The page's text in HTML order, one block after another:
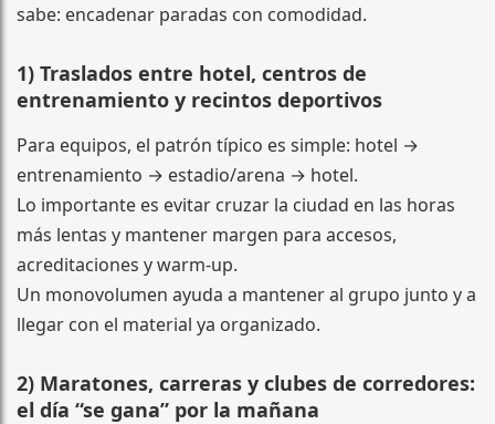
sabe: encadenar paradas con comodidad.
1) Traslados entre hotel, centros de
entrenamiento y recintos deportivos
Para equipos, el patrón típico es simple: hotel →
entrenamiento → estadio/arena → hotel.
Lo importante es evitar cruzar la ciudad en las horas
más lentas y mantener margen para accesos,
acreditaciones y warm-up.
Un monovolumen ayuda a mantener al grupo junto y a
llegar con el material ya organizado.
2) Maratones, carreras y clubes de corredores:
el día “se gana” por la mañana